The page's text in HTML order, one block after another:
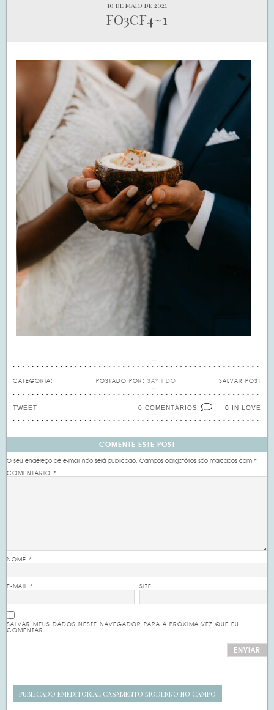
10 de maio de 2021
FO3CF4~1
CATEGORIA: SALVAR POST
POSTADO POR: SAY I DO
0 IN LOVE
0 COMENTÁRIOS
TWEET
COMENTE ESTE POST
O seu endereço de e-mail não será publicado. Campos obrigatórios são marcados com*
COMENTÁRIO*
NOME*
E-MAIL* SITE
SALVAR MEUS DADOS NESTE NAVEGADOR PARA A PRÓXIMA VEZ QUE EU
COMENTAR.
PUBLICADO EMEDITORIAL CASAMENTO MODERNO NO CAMPO